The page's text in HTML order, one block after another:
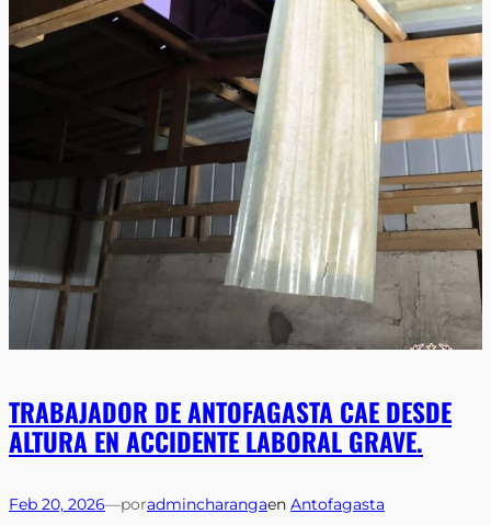
TRABAJADOR DE ANTOFAGASTA CAE DESDE
ALTURA EN ACCIDENTE LABORAL GRAVE.
Feb 20, 2026—poradmincharangaen Antofagasta